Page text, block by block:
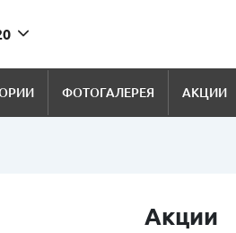
ФОТОГАЛЕРЕЯ АКЦИИ
Акции